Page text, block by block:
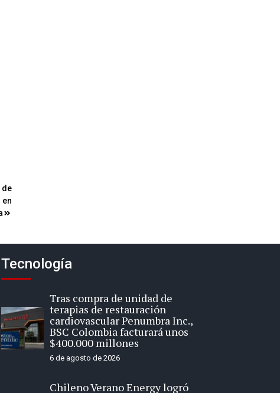
de
Tecnología
Tras compra de unidad de
terapias de restauración
cardiovascular Penumbra Inc.,
BSC Colombia facturará unos
$400.000 millones
6 de agosto de 2026
Chileno Verano Energy logró